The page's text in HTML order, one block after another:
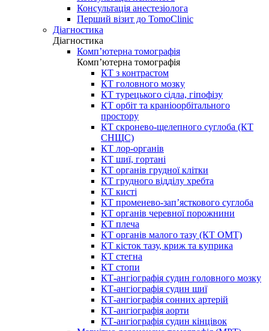
Консультація анестезіолога
Перший візит до TomoClinic
Діагностика
Діагностика
Комп’ютерна томографія
Комп’ютерна томографія
КТ з контрастом
КТ головного мозку
КТ турецького сідла, гіпофізу
КТ орбіт та краніоорбітального
простору
КТ скронево-щелепного суглоба (КТ
СНЩС)
КТ лор-органів
КТ шиї, гортані
КТ органів грудної клітки
КТ грудного відділу хребта
КТ кисті
КТ променево-зап’ясткового суглоба
КТ органів черевної порожнини
КТ плеча
КТ органів малого тазу (КТ ОМТ)
КТ кісток тазу, криж та куприка
КТ стегна
КТ стопи
КТ-ангіографія судин головного мозку
КТ-ангіографія судин шиї
КТ-ангіографія сонних артерій
КТ-ангіографія аорти
КТ-ангіографія судин кінцівок